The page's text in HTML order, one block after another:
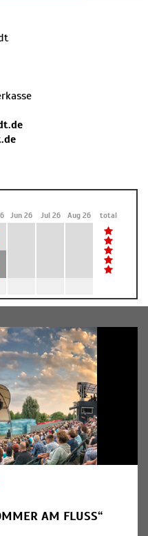
Jun 26 Jul 26 Aug 26 total
AM FLUSS“